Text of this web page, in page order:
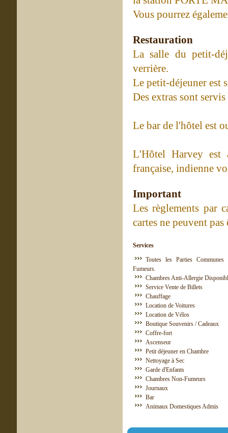
Vous pourrez
Restauration
La salle du petit-
verrière.
Le petit-déjeuner est
Des extras sont
Le bar de l'hôtel est
L'Hôtel Harvey est
française, indienne
Important
Les règlements par
cartes ne peuvent
Services
Toutes les Parties
Fumeurs.
Chambres Anti-Allergie
Service Vente de Billets
Chauffage
Location de Voitures
Location de Vélos
Boutique Souvenirs / Cadeaux
Coffre-fort
Ascenseur
Petit déjeuner en Chambre
Nettoyage à Sec
Garde d'Enfants
Chambres Non-Fumeurs
Journaux
Bar
Animaux Domestiques Admis